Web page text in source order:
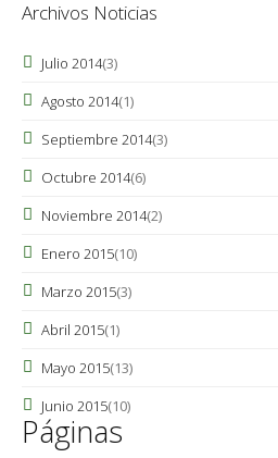
Archivos Noticias
Julio 2014(3)
Agosto 2014(1)
Septiembre 2014(3)
Octubre 2014(6)
Noviembre 2014(2)
Enero 2015(10)
Marzo 2015(3)
Abril 2015(1)
Mayo 2015(13)
Junio 2015(10)
Páginas